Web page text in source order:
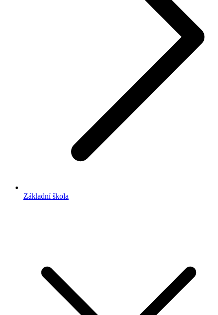
Základní škola